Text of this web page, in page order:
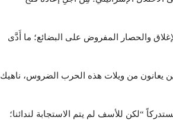
والحصار المفروض على البضائع؛ ما أَدَّى
يعانون من ويلات هذه الحرب الضروس، ناهيك
“لكن للأسف لم يتم الاستجابة لندائنا؛